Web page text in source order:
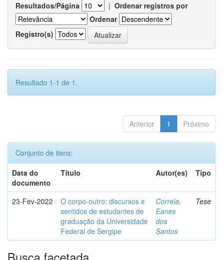
Resultados/Página | Ordenar registros por
Ordenar
Registro(s)
Resultado 1-1 de 1.
Anterior 1 Próximo
Conjunto de itens:
Data do
documento
Título Autor(es) Tipo
23-Fev-2022
O corpo-outro: discursos e
sentidos de estudantes de
graduação da Universidade
Federal de Sergipe
Correia,
Eanes
dos
Santos
Tese